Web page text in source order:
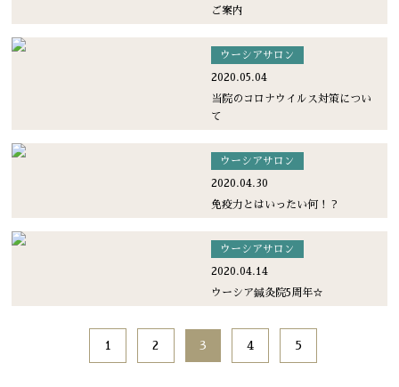
ご案内
ウーシアサロン
2020.05.04
当院のコロナウイルス対策につい
て
ウーシアサロン
2020.04.30
免疫力とはいったい何！？
ウーシアサロン
2020.04.14
ウーシア鍼灸院5周年☆
1 2 3 4 5